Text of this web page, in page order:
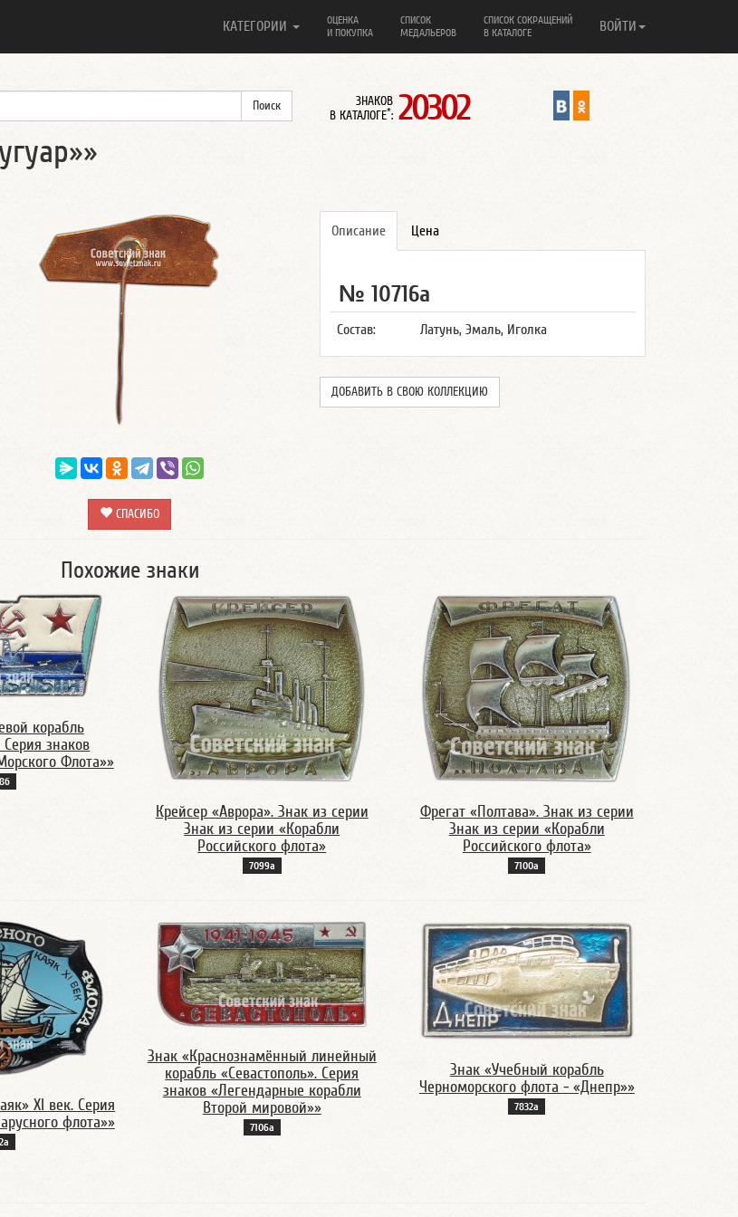
КАТЕГОРИИ
ОЦЕНКА
И ПОКУПКА
СПИСОК
МЕДАЛЬЕРОВ
СПИСОК СОКРАЩЕНИЙ
В КАТАЛОГЕ
ВОЙТИ
ЗНАКОВ
В КАТАЛОГЕ*: 20302
Описание Цена
№ 10716а
Состав: Латунь, Эмаль, Иголка
ДОБАВИТЬ В СВОЮ КОЛЛЕКЦИЮ
СПАСИБО
Похожие знаки
корабль
знаков
Флота»»
Крейсер «Аврора». Знак из серии
Знак из серии «Корабли
Российского флота»
7099а
Фрегат «Полтава». Знак из серии
Знак из серии «Корабли
Российского флота»
7100а
XI век. Серия
флота»»
Знак «Краснознамённый линейный
корабль «Севастополь». Серия
знаков «Легендарные корабли
Второй мировой»»
7106а
Знак «Учебный корабль
Черноморского флота - «Днепр»»
7832а